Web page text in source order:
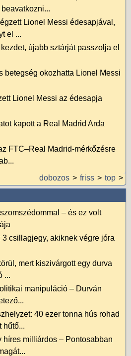
Lionel Messi édesapjával,
el ...
újabb sztárját passzolja el
betegség okozhatta Lionel Messi
Lionel Messi az édesapja
kapott a Real Madrid Arda
FTC–Real Madrid-mérkőzésre
dobozos
friss top
– és ez volt
csillagjegy, akiknek végre jóra
mert kiszivárgott egy durva
...
manipuláció – Durván
40 ezer tonna hús rohad
hűtő...
híres milliárdos – Pontosabban